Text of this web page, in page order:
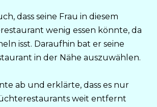
dass seine Frau in diesem
wenig essen könnte, da
isst. Daraufhin bat er seine
in der Nähe auszuwählen.
ab und erklärte, dass es nur
weit entfernt